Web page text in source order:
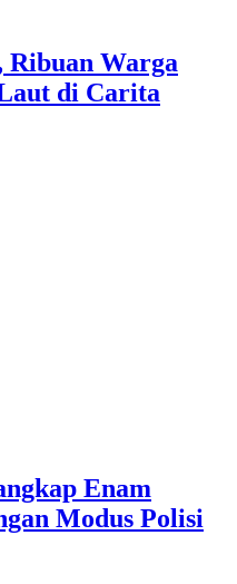
Ribuan Warga
di Carita
Enam
Modus Polisi